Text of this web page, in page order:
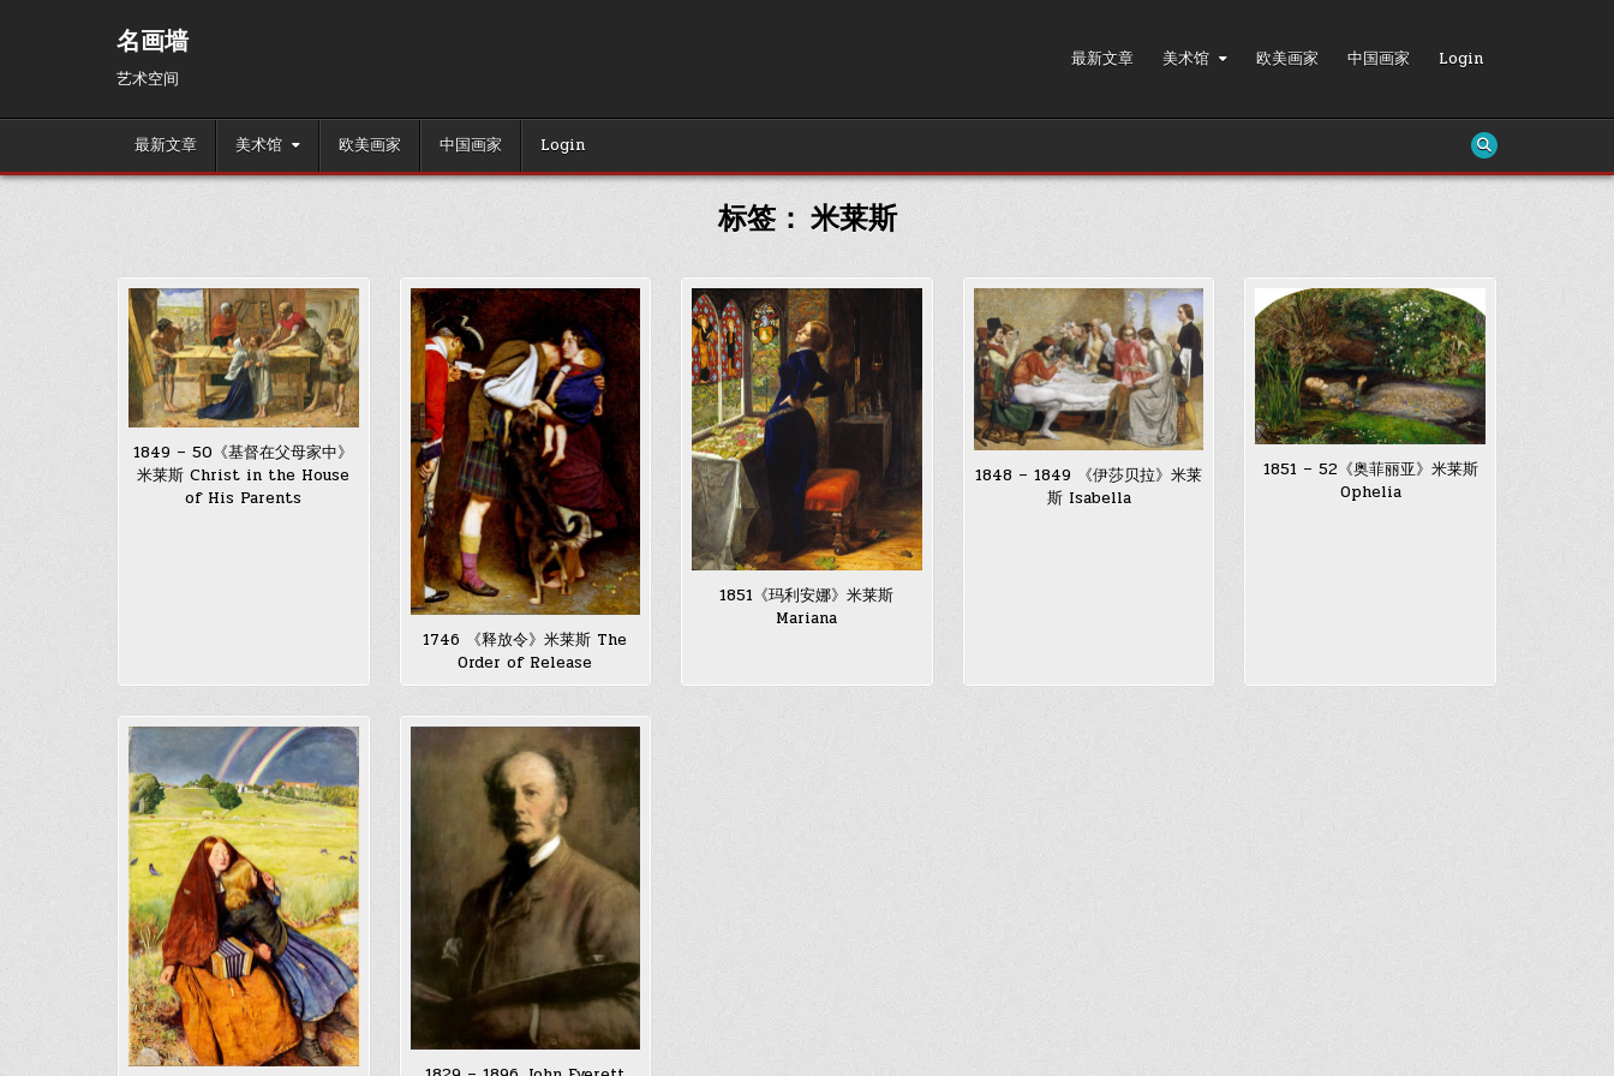
名画墙
艺术空间
最新文章 美术馆 欧美画家 中国画家 Login
最新文章 美术馆 欧美画家 中国画家 Login
标签： 米莱斯
1849 – 50《基督在父母家中》
米莱斯 Christ in the House
of His Parents
1746 《释放令》米莱斯 The
Order of Release
1851《玛利安娜》米莱斯
Mariana
1848 – 1849 《伊莎贝拉》米莱
斯 Isabella
1851 – 52《奥菲丽亚》米莱斯
Ophelia